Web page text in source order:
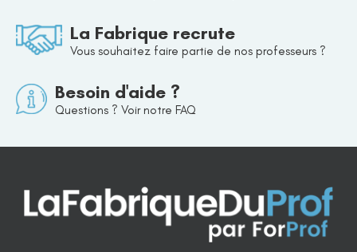
La Fabrique recrute
Vous souhaitez faire partie de nos professeurs ?
Besoin d'aide ?
Questions ? Voir notre FAQ